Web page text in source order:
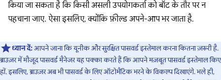
किया जा सकता है कि किसी असली उपयोगकर्ता को बॉट के तौर पर न
पहचाना जाए. ऐसा इसलिए, क्योंकि फ़ील्ड अपने-आप भर जाता है.
ध्यान दें:आपने जाना कि यूनीक और सुरक्षित पासवर्ड इस्तेमाल करना कितना ज़रूरी है.
ब्राउज़र में मौजूद पासवर्ड मैनेजर यह पक्का करते हैं कि आपने मज़बूत पासवर्ड इस्तेमाल किए
हों. इसलिए, ब्राउज़र अब भी पासवर्ड के लिए ऑटोमैटिक भरने के विकल्प दिखाएंगे. भले ही,